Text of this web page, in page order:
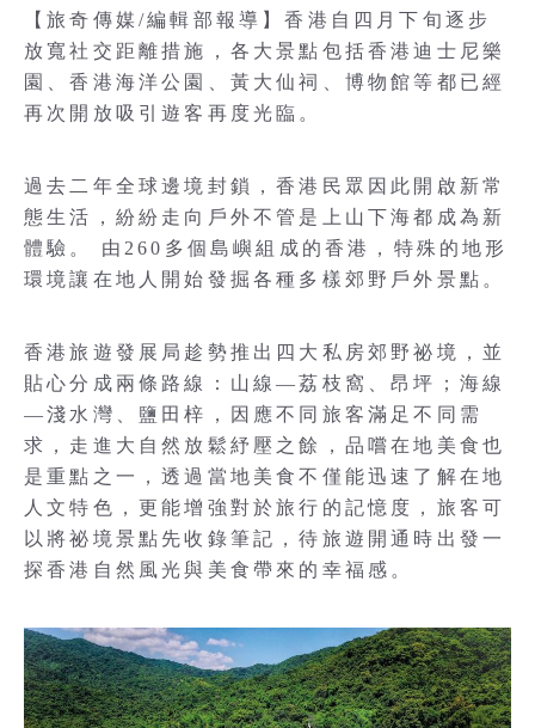
【旅奇傳媒/編輯部報導】香港自四月下旬逐步
放寬社交距離措施，各大景點包括香港迪士尼樂
園、香港海洋公園、黃大仙祠、博物館等都已經
再次開放吸引遊客再度光臨。
過去二年全球邊境封鎖，香港民眾因此開啟新常
態生活，紛紛走向戶外不管是上山下海都成為新
體驗。 由260多個島嶼組成的香港，特殊的地形
環境讓在地人開始發掘各種多樣郊野戶外景點。
香港旅遊發展局趁勢推出四大私房郊野祕境，並
貼心分成兩條路線：山線—荔枝窩、昂坪；海線
—淺水灣、鹽田梓，因應不同旅客滿足不同需
求，走進大自然放鬆紓壓之餘，品嚐在地美食也
是重點之一，透過當地美食不僅能迅速了解在地
人文特色，更能增強對於旅行的記憶度，旅客可
以將祕境景點先收錄筆記，待旅遊開通時出發一
探香港自然風光與美食帶來的幸福感。